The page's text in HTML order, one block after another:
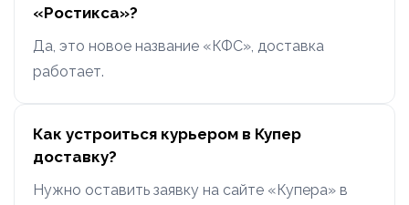
«Ростикса»?
Да, это новое название «КФС», доставка
работает.
Как устроиться курьером в Купер
доставку?
Нужно оставить заявку на сайте «Купера» в